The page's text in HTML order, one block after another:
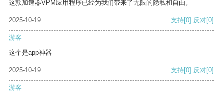
这款加速器VPM应用程序已经为我们带来了无限的隐私和自由。
2025-10-19 支持[0] 反对[0]
游客
这个是app神器
2025-10-19 支持[0] 反对[0]
游客